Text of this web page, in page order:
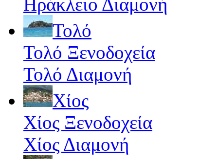
Τολό
Τολό Ξενοδοχεία
Τολό Διαμονή
Χίος
Χίος Ξενοδοχεία
Χίος Διαμονή